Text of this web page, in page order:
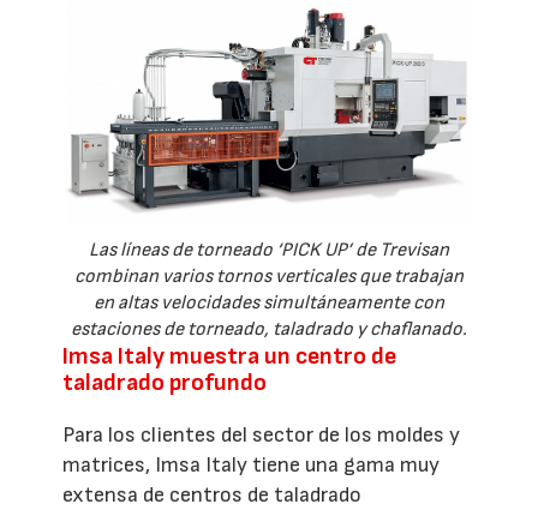
Las líneas de torneado ‘PICK UP’ de Trevisan
combinan varios tornos verticales que trabajan
en altas velocidades simultáneamente con
estaciones de torneado, taladrado y chaflanado.
Imsa Italy muestra un centro de
taladrado profundo
Para los clientes del sector de los moldes y
matrices, Imsa Italy tiene una gama muy
extensa de centros de taladrado